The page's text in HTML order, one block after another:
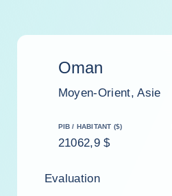
Oman
Moyen-Orient, Asie
PIB / HABITANT ($)
21062,9 $
Evaluation